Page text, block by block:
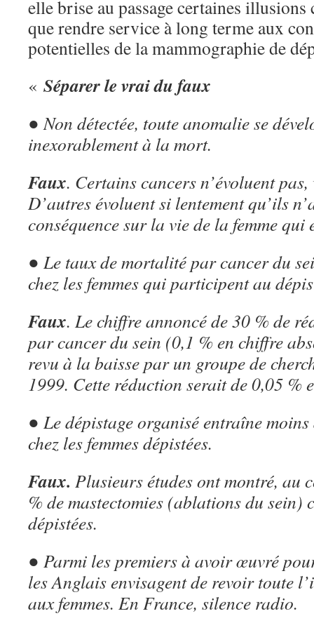
elle brise au passage certaines
que rendre service à long terme aux
potentielles de la mammographie de
« Séparer le vrai du faux
● Non détectée, toute anomalie se
inexorablement à la mort.
Faux. Certains cancers n’évoluent
D’autres évoluent si lentement qu’ils
conséquence sur la vie de la femme qui
● Le taux de mortalité par cancer du
chez les femmes qui participent au
Faux. Le chiffre annoncé de 30 % de
par cancer du sein (0,1 % en chiffre
revu à la baisse par un groupe de
1999. Cette réduction serait de 0,05 %
● Le dépistage organisé entraîne
chez les femmes dépistées.
Faux. Plusieurs études ont montré, au
% de mastectomies (ablations du sein)
dépistées.
● Parmi les premiers à avoir œuvré
les Anglais envisagent de revoir toute
aux femmes. En France, silence radio.